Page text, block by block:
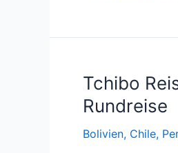
Tchibo
Rundreise
Bolivien, Chile,